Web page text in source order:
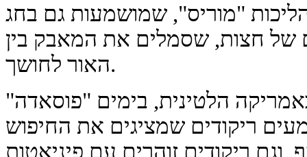
"מוריס", שמושמעות גם בחג
של חצות, שסמלים את המאבק בין
האור לחושך.
הלטינית, בימים "פוסאדה"
ריקודים שמציגים את החיפוש